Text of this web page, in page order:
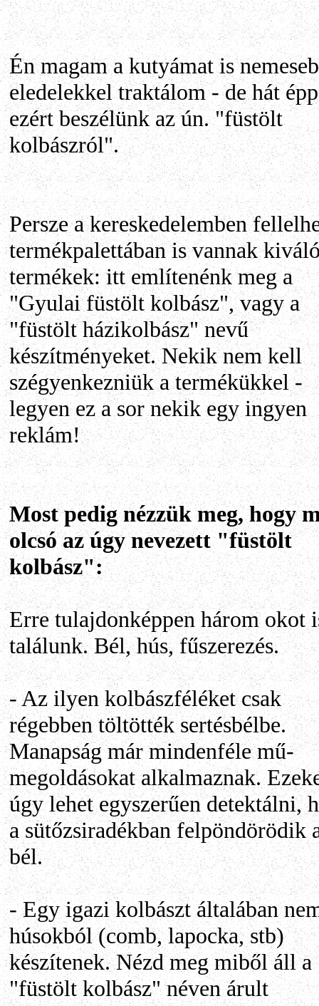
Én magam a kutyámat is
eledelekkel traktálom - de hát
ezért beszélünk az ún. "füstölt
kolbászról".
Persze a kereskedelemben
termékpalettában is vannak
termékek: itt említenénk meg a
"Gyulai füstölt kolbász", vagy a
"füstölt házikolbász" nevű
készítményeket. Nekik nem kell
szégyenkezniük a termékükkel -
legyen ez a sor nekik egy ingyen
reklám!
Most pedig nézzük meg, hogy
olcsó az úgy nevezett "füstölt
kolbász":
Erre tulajdonképpen három okot
találunk. Bél, hús, fűszerezés.
- Az ilyen kolbászféléket csak
régebben töltötték sertésbélbe.
Manapság már mindenféle mű-
megoldásokat alkalmaznak.
úgy lehet egyszerűen detektálni,
a sütőzsiradékban felpöndörödik
bél.
- Egy igazi kolbászt általában
húsokból (comb, lapocka, stb)
készítenek. Nézd meg miből áll a
"füstölt kolbász" néven árult